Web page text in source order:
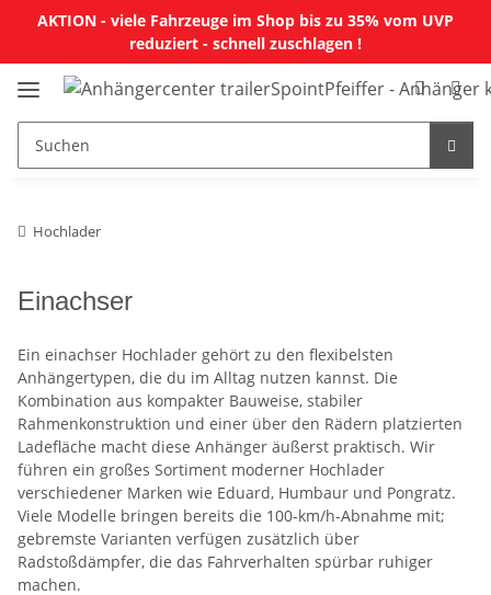
AKTION - viele Fahrzeuge im Shop bis zu 35% vom UVP
reduziert - schnell zuschlagen !
Hochlader
Einachser
Ein einachser Hochlader gehört zu den flexibelsten
Anhängertypen, die du im Alltag nutzen kannst. Die
Kombination aus kompakter Bauweise, stabiler
Rahmenkonstruktion und einer über den Rädern platzierten
Ladefläche macht diese Anhänger äußerst praktisch. Wir
führen ein großes Sortiment moderner Hochlader
verschiedener Marken wie Eduard, Humbaur und Pongratz.
Viele Modelle bringen bereits die 100-km/h-Abnahme mit;
gebremste Varianten verfügen zusätzlich über
Radstoßdämpfer, die das Fahrverhalten spürbar ruhiger
machen.